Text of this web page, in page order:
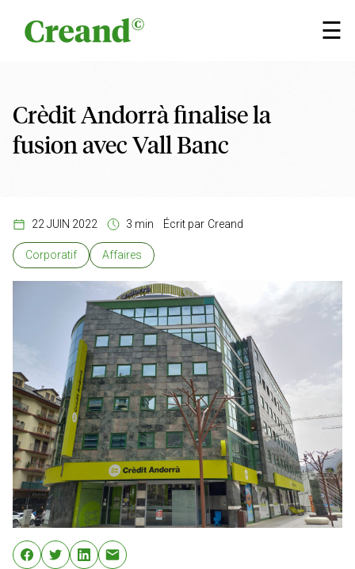
☰
×
Crèdit Andorrà finalise la
fusion avec Vall Banc
22 JUIN 2022 3 min Écrit par Creand
Corporatif Affaires